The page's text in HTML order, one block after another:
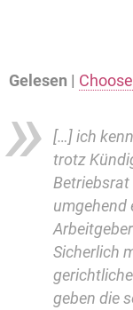
Gelesen |
[…] ich
trotz
Betriebsrat
umgehend
Sicherlich
geben die